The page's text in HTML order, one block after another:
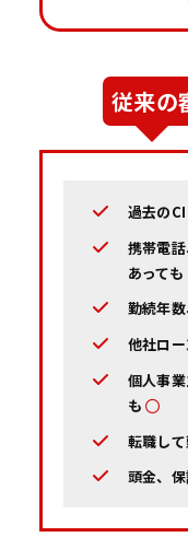
従来の
過去の
携帯電
あっても
勤続年
他社ロ
個人事
も
転職し
頭金、